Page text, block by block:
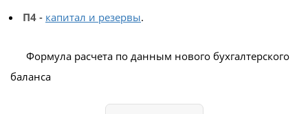
П4 - капитал и резервы.
Формула расчета по данным нового бухгалтерского
баланса